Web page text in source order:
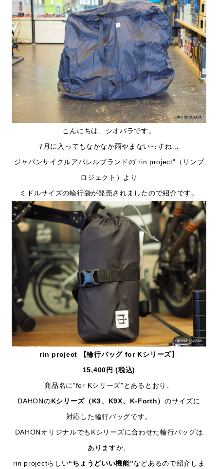
こんにちは、シオバラです。
7月に入ってもなかなか雨やまないっすね…
ジャパンサイクルアパレルブランドの”rin project”（リンプ
ロジェクト）より
ミドルサイズの輪行袋が発売されましたので紹介です。
rin project 【輪行バッグ for Kシリーズ】
15,400円 (税込)
商品名に”for Kシリーズ”とあるとおり、
DAHONのKシリーズ（K3、K9X、K-Forth）のサイズに
対応した輪行バッグです。
DAHONオリジナルでもKシリーズに合わせた輪行バッグは
ありますが、
rin projectらしい“ちょうどいい機能”などあるので紹介しま